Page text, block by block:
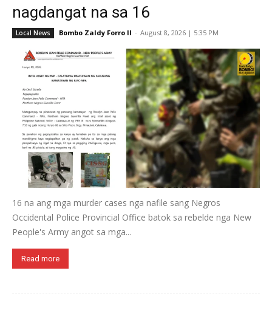
nagdangat na sa 16
Local News Bombo Zaldy Forro II - August 8, 2026 | 5:35 PM
16 na ang mga murder cases nga nafile sang Negros
Occidental Police Provincial Office batok sa rebelde nga New
People's Army angot sa mga...
Read more